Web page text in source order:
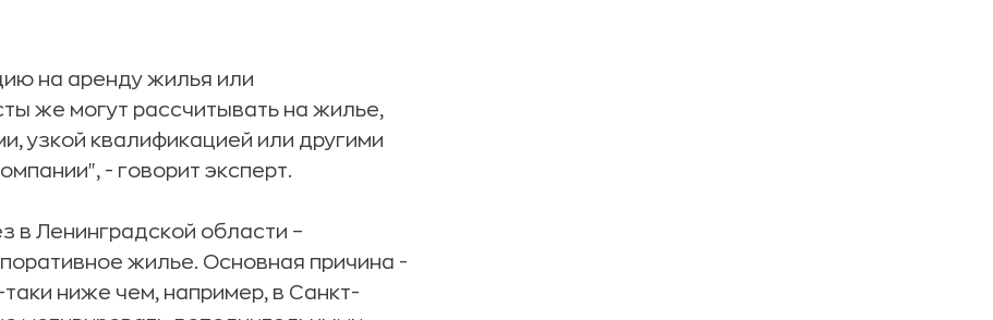
на аренду жилья или
же могут рассчитывать на жилье,
узкой квалификацией или другими
- говорит эксперт.
Ленинградской области –
жилье. Основная причина -
ниже чем, например, в Санкт-